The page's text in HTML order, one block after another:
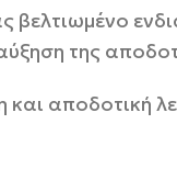
βελτιωμένο
της
αποδοτική